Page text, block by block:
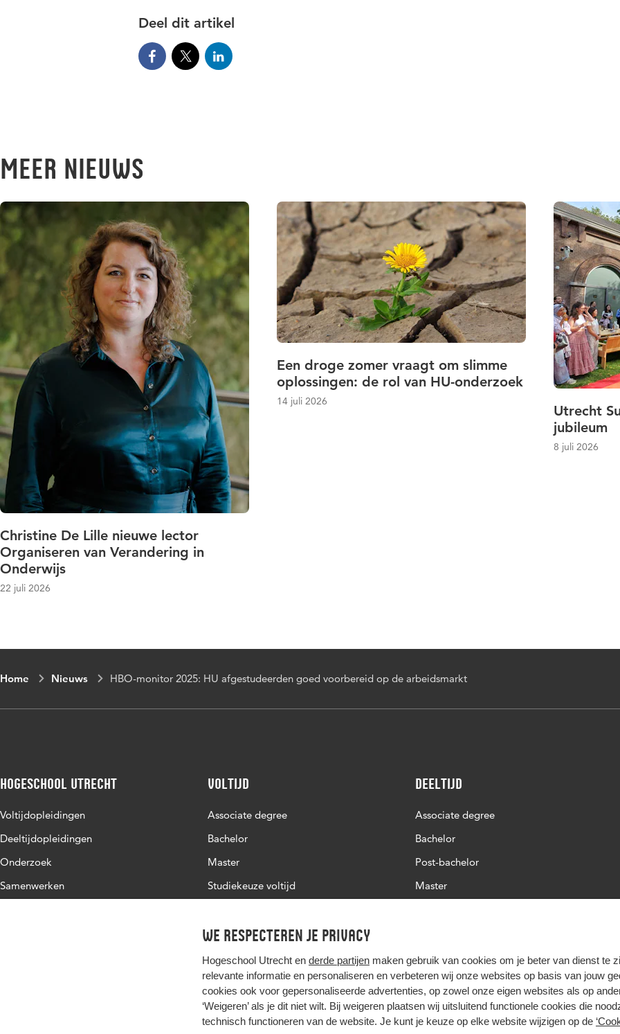
We respecteren je privacy
Hogeschool Utrecht en derde partijen maken gebruik van cookies om je beter van dienst te
relevante informatie en personaliseren en verbeteren wij onze websites op basis van jouw
cookies ook voor gepersonaliseerde advertenties, op zowel onze eigen websites als op
‘Weigeren’ als je dit niet wilt. Bij weigeren plaatsen wij uitsluitend functionele cookies die
technisch functioneren van de website. Je kunt je keuze op elke website wijzigen op de
Deel dit artikel
Meer nieuws
Christine De Lille nieuwe lector
Organiseren van Verandering in
Onderwijs
22 juli 2026
Een droge zomer vraagt om slimme
oplossingen: de rol van HU-onderzoek
14 juli 2026
Utrecht
jubileum
8 juli 2026
Home Nieuws HBO-monitor 2025: HU afgestudeerden goed voorbereid op de arbeidsmarkt
Hogeschool Utrecht
Voltijdopleidingen
Deeltijdopleidingen
Onderzoek
Samenwerken
Voltijd
Associate degree
Bachelor
Master
Studiekeuze voltijd
Deeltijd
Associate degree
Bachelor
Post-bachelor
Master